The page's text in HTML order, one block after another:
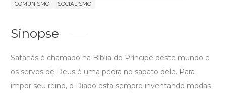
COMUNISMO
SOCIALISMO
Sinopse
Satanás é chamado na Bíblia do Príncipe deste mundo e
os servos de Deus é uma pedra no sapato dele. Para
impor seu reino, o Diabo esta sempre inventando modas